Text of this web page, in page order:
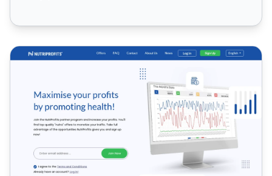
Programme d'affiliation NutriProfits